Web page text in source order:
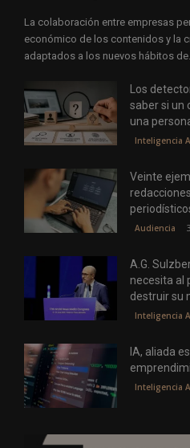
La colaboración entre empresas
económico de los contenidos y la
adaptados a los nuevos hábitos de...
Los
saber si un
una
Inteligencia
Veinte
Audiencia
A.G.
necesita al
destruir su
Inteligencia
IA, aliada
Inteligencia